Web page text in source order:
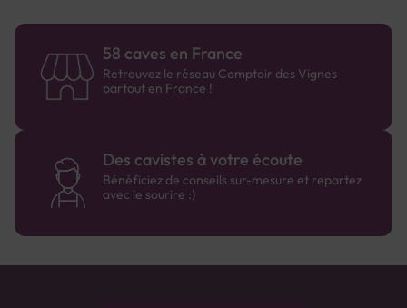
58 caves en France
Retrouvez le réseau Comptoir des Vignes
partout en France !
Des cavistes à votre écoute
Bénéficiez de conseils sur-mesure et repartez
avec le sourire :)